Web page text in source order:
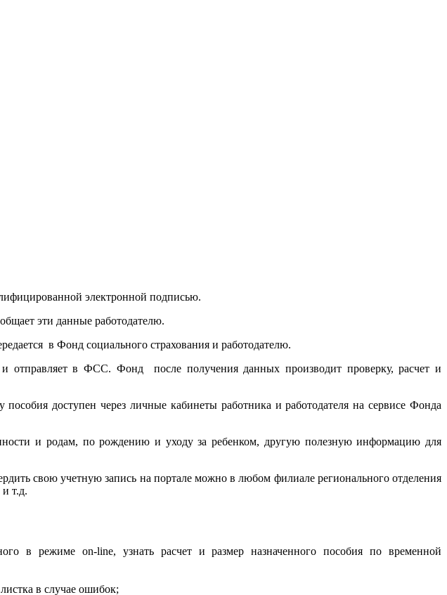
электронной подписью.
эти данные работодателю.
в Фонд социального страхования и работодателю.
и отправляет в ФСС. Фонд после получения данных производит проверку, расчет и
доступен через личные кабинеты работника и работодателя на сервисе Фонда
и родам, по рождению и уходу за ребенком, другую полезную информацию для
свою учетную запись на портале можно в любом филиале регионального отделения
т.д.
в режиме on-line, узнать расчет и размер назначенного пособия по временной
в случае ошибок;